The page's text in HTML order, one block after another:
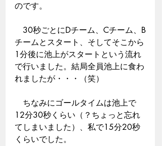
のです。
30秒ごとにDチーム、Cチーム、B
チームとスタート、そしてそこから
1分後に池上がスタートという流れ
で行いました。結局全員池上に食わ
れましたが・・・（笑）
ちなみにゴールタイムは池上で
12分30秒くらい（？ちょっと忘れ
てしまいました）、私で15分20秒
くらいでした。